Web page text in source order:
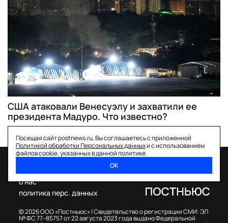
США атаковали Венесуэлу и захватили ее
президента Мадуро. Что известно?
Посещая сайт postnews.ru, Вы соглашаетесь с приложенной
Политикой обработки Персональных данныхи с использованием
файлов cookie, указанных в данной политике.
ОК
© 2026 ООО «Постньюс» |Свидетельство о регистрации СМИ: ЭЛ
№ ФС 77–85757 от 22 августа 2023 года выдано Федеральной
о нас
политика перс. данных